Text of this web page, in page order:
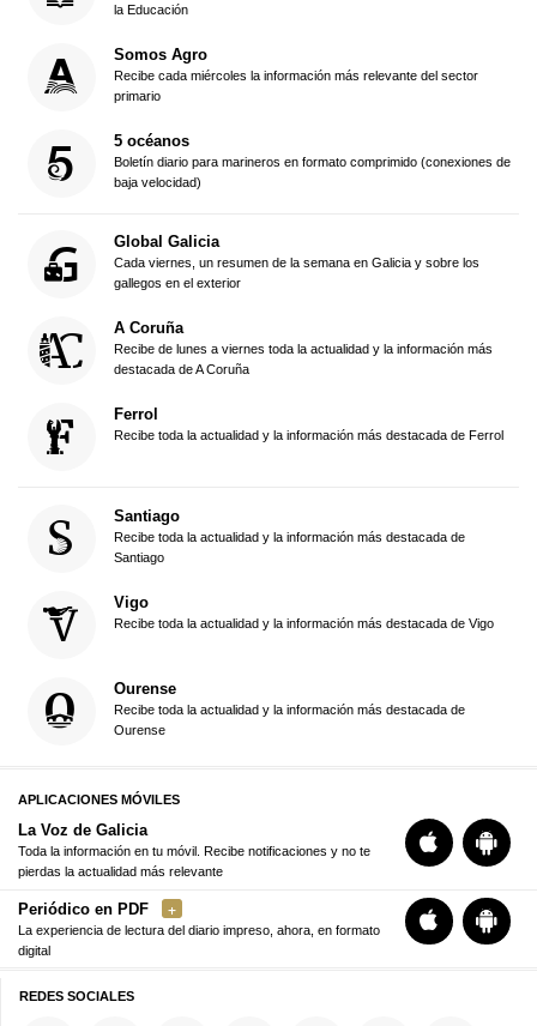
la Educación
Somos Agro
Recibe cada miércoles la información más relevante del sector
primario
5 océanos
Boletín diario para marineros en formato comprimido (conexiones de
baja velocidad)
Global Galicia
Cada viernes, un resumen de la semana en Galicia y sobre los
gallegos en el exterior
A Coruña
Recibe de lunes a viernes toda la actualidad y la información más
destacada de A Coruña
Ferrol
Recibe toda la actualidad y la información más destacada de Ferrol
Santiago
Recibe toda la actualidad y la información más destacada de
Santiago
Vigo
Recibe toda la actualidad y la información más destacada de Vigo
Ourense
Recibe toda la actualidad y la información más destacada de
Ourense
APLICACIONES MÓVILES
La Voz de Galicia
Toda la información en tu móvil. Recibe notificaciones y no te
pierdas la actualidad más relevante
Periódico en PDF
La experiencia de lectura del diario impreso, ahora, en formato
digital
REDES SOCIALES